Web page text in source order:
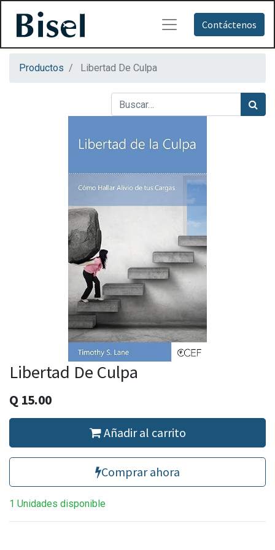
Contáctenos
Productos Libertad De Culpa
Libertad De Culpa
Q 15.00
Añadir al carrito
Comprar ahora
1 Unidades disponible